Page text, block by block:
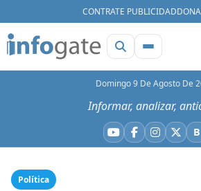
CONTRATE PUBLICIDAD
Domingo 9 De Agosto De
Informar, analizar,
YouTube
Facebook
X B
Política